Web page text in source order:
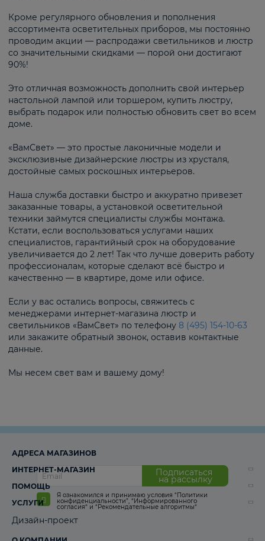
Кроме регулярного обновления и пополнения
ассортимента осветительных приборов, мы постоянно
проводим акции — распродажи светильников и люстр
со значительными скидками — порой они достигают
90%!
Это отличная возможность дополнить свой интерьер
настольной лампой или торшером, купить люстру,
выбрать подарок или полностью обновить свет во всем
доме.
«ВамСвет» — это простые лаконичные модели и
эксклюзивные дизайнерские люстры из хрусталя,
достойные самых роскошных интерьеров.
Наша служба доставки быстро и аккуратно привезет
заказанные товары, а установкой осветительной
техники займутся специалисты службы монтажа.
Кстати, если воспользоваться услугами наших
специалистов, гарантийный срок на оборудование
увеличивается до 2 лет! Так что лучше доверить работу
профессионалам, которые сделают всё быстро и
качественно — в квартире, доме или офисе.
Если у вас остались вопросы, свяжитесь с
менеджерами интернет-магазина люстр и
светильников «ВамСвет» по телефону 8 (495) 154-10-63
или закажите обратный звонок, оставив контактные
данные.
Мы несем свет вам и вашему дому!
Подписаться
на рассылку
Я ознакомился и принимаю условия “Политики
конфиденциальности”, “Информированного
согласия“ и “Рекомендательные алгоритмы“
АДРЕСА МАГАЗИНОВ
ИНТЕРНЕТ-МАГАЗИН
ПОМОЩЬ
УСЛУГИ
Дизайн-проект